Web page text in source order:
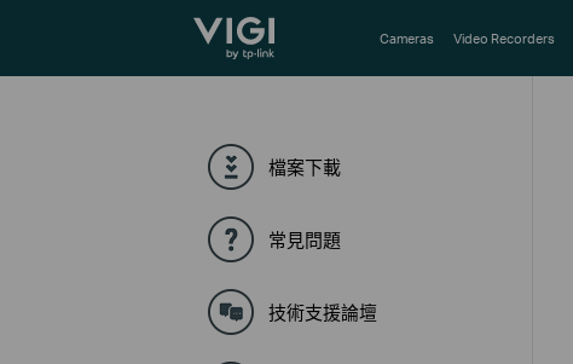
TP-Link, Reliably Smart Cameras Video Recorders
檔案下載
常見問題
技術支援論壇